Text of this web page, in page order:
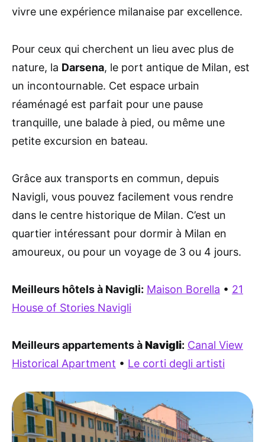
vivre une expérience milanaise par excellence.
Pour ceux qui cherchent un lieu avec plus de
nature, la Darsena, le port antique de Milan, est
un incontournable. Cet espace urbain
réaménagé est parfait pour une pause
tranquille, une balade à pied, ou même une
petite excursion en bateau.
Grâce aux transports en commun, depuis
Navigli, vous pouvez facilement vous rendre
dans le centre historique de Milan. C’est un
quartier intéressant pour dormir à Milan en
amoureux, ou pour un voyage de 3 ou 4 jours.
Meilleurs hôtels à Navigli: Maison Borella • 21
House of Stories Navigli
Meilleurs appartements àNavigli: Canal View
Historical Apartment • Le corti degli artisti